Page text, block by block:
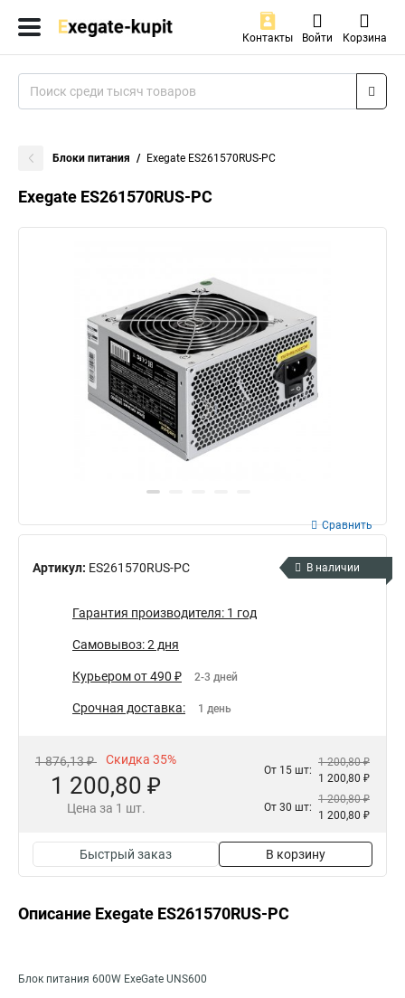
Контакты Войти Корзина
Блоки питания Exegate ES261570RUS-PC
Exegate ES261570RUS-PC
Артикул: ES261570RUS-PC
Сравнить
В наличии
Гарантия производителя: 1 год
Самовывоз: 2 дня
Курьером от 490 ₽ 2-3 дней
Срочная доставка: 1 день
1 876,13 ₽ Скидка 35%
1 200,80 ₽
Цена за 1 шт.
От 15 шт:
1 200,80 ₽
1 200,80 ₽
От 30 шт:
1 200,80 ₽
1 200,80 ₽
Быстрый заказ В корзину
Описание Exegate ES261570RUS-PC
Блок питания 600W ExeGate UNS600